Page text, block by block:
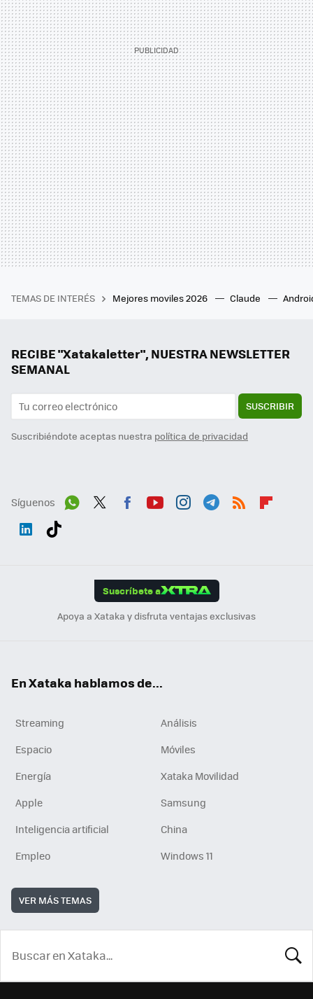
TEMAS DE INTERÉS Mejores moviles 2026 Claude
RECIBE "Xatakaletter", NUESTRA NEWSLETTER
SEMANAL
SUSCRIBIR
Suscribiéndote aceptas nuestra política de privacidad
Síguenos
Suscríbete a
Apoya a Xataka y disfruta ventajas exclusivas
En Xataka hablamos de...
Streaming
Análisis
Espacio
Móviles
Energía
Xataka Movilidad
Apple
Samsung
Inteligencia artificial
China
Empleo
Windows 11
VER MÁS TEMAS